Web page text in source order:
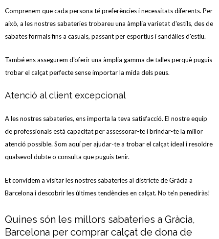
Comprenem que cada persona té preferències i necessitats diferents. Per
això, a les nostres sabateries trobareu una àmplia varietat d'estils, des de
sabates formals fins a casuals, passant per esportius i sandàlies d'estiu.
També ens assegurem d'oferir una àmplia gamma de talles perquè puguis
trobar el calçat perfecte sense importar la mida dels peus.
Atenció al client excepcional
A les nostres sabateries, ens importa la teva satisfacció. El nostre equip
de professionals està capacitat per assessorar-te i brindar-te la millor
atenció possible. Som aquí per ajudar-te a trobar el calçat ideal i resoldre
qualsevol dubte o consulta que puguis tenir.
Et convidem a visitar les nostres sabateries al districte de Gràcia a
Barcelona i descobrir les últimes tendències en calçat. No te'n penediràs!
Quines són les millors sabateries a Gràcia,
Barcelona per comprar calçat de dona de